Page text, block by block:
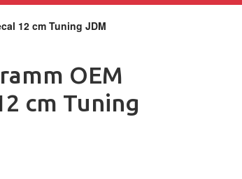
12 cm Tuning JDM
OEM
cm Tuning